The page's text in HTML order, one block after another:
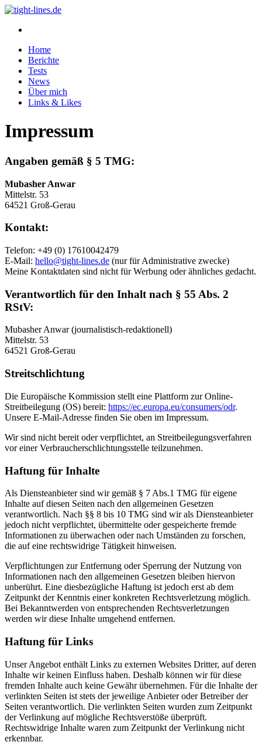
Home
Berichte
Tests
News
Über mich
Links & Likes
Impressum
Angaben gemäß § 5 TMG:
Mubasher Anwar
Mittelstr. 53
64521 Groß-Gerau
Kontakt:
Telefon: +49 (0) 17610042479
E-Mail: hello@tight-lines.de (nur für Administrative zwecke)
Meine Kontaktdaten sind nicht für Werbung oder ähnliches gedacht.
Verantwortlich für den Inhalt nach § 55 Abs. 2
RStV:
Mubasher Anwar (journalistisch-redaktionell)
Mittelstr. 53
64521 Groß-Gerau
Streitschlichtung
Die Europäische Kommission stellt eine Plattform zur Online-
Streitbeilegung (OS) bereit: https://ec.europa.eu/consumers/odr.
Unsere E-Mail-Adresse finden Sie oben im Impressum.
Wir sind nicht bereit oder verpflichtet, an Streitbeilegungsverfahren
vor einer Verbraucherschlichtungsstelle teilzunehmen.
Haftung für Inhalte
Als Diensteanbieter sind wir gemäß § 7 Abs.1 TMG für eigene
Inhalte auf diesen Seiten nach den allgemeinen Gesetzen
verantwortlich. Nach §§ 8 bis 10 TMG sind wir als Diensteanbieter
jedoch nicht verpflichtet, übermittelte oder gespeicherte fremde
Informationen zu überwachen oder nach Umständen zu forschen,
die auf eine rechtswidrige Tätigkeit hinweisen.
Verpflichtungen zur Entfernung oder Sperrung der Nutzung von
Informationen nach den allgemeinen Gesetzen bleiben hiervon
unberührt. Eine diesbezügliche Haftung ist jedoch erst ab dem
Zeitpunkt der Kenntnis einer konkreten Rechtsverletzung möglich.
Bei Bekanntwerden von entsprechenden Rechtsverletzungen
werden wir diese Inhalte umgehend entfernen.
Haftung für Links
Unser Angebot enthält Links zu externen Websites Dritter, auf deren
Inhalte wir keinen Einfluss haben. Deshalb können wir für diese
fremden Inhalte auch keine Gewähr übernehmen. Für die Inhalte der
verlinkten Seiten ist stets der jeweilige Anbieter oder Betreiber der
Seiten verantwortlich. Die verlinkten Seiten wurden zum Zeitpunkt
der Verlinkung auf mögliche Rechtsverstöße überprüft.
Rechtswidrige Inhalte waren zum Zeitpunkt der Verlinkung nicht
erkennbar.